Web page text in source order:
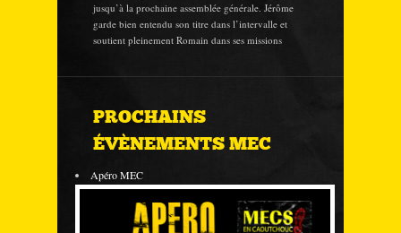
jusqu’à la prochaine assemblée générale. Jérôme
garde bien entendu son titre dans l’intervalle et
soutient pleinement Romain dans ses missions
PROCHAINS
ÉVÈNEMENTS MEC
Apéro MEC